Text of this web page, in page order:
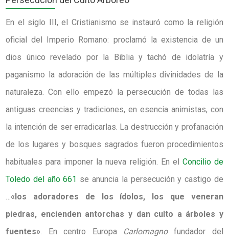
En el siglo III, el Cristianismo se instauró como la religión
oficial del Imperio Romano: proclamó la existencia de un
dios único revelado por la Biblia y tachó de idolatría y
paganismo la adoración de las múltiples divinidades de la
naturaleza. Con ello empezó la persecución de todas las
antiguas creencias y tradiciones, en esencia animistas, con
la intención de ser erradicarlas. La destrucción y profanación
de los lugares y bosques sagrados fueron procedimientos
habituales para imponer la nueva religión. En el Concilio de
Toledo del año 661 se anuncia la persecución y castigo de
…«los adoradores de los ídolos, los que veneran
piedras, encienden antorchas y dan culto a árboles y
fuentes» . En centro Europa Carlomagnofundador del